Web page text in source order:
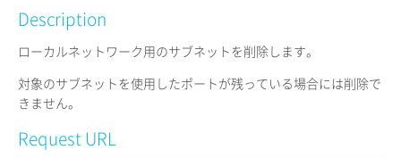
サービス一覧
サポート
Description
ローカルネットワーク用のサブネットを削除します。
対象のサブネットを使用したポートが残っている場合には削除で
きません。
Request URL